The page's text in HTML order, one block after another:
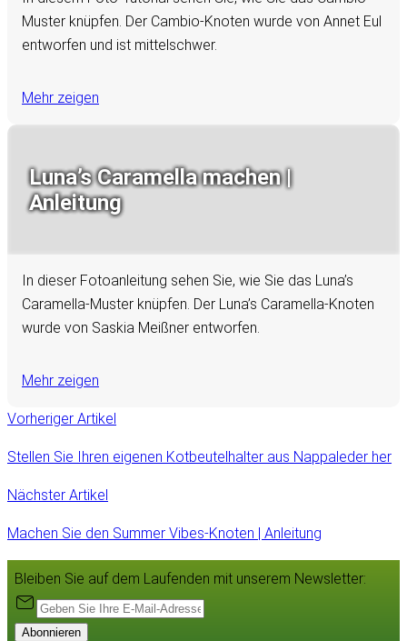
Muster knüpfen. Der Cambio-Knoten wurde von Annet Eul
entworfen und ist mittelschwer.
Mehr zeigen
Luna’s Caramella machen |
Anleitung
In dieser Fotoanleitung sehen Sie, wie Sie das Luna’s
Caramella-Muster knüpfen. Der Luna’s Caramella-Knoten
wurde von Saskia Meißner entworfen.
Mehr zeigen
Vorheriger Artikel
Stellen Sie Ihren eigenen Kotbeutelhalter aus Nappaleder her
Nächster Artikel
Machen Sie den Summer Vibes-Knoten | Anleitung
Bleiben Sie auf dem Laufenden mit unserem Newsletter:
Abonnieren